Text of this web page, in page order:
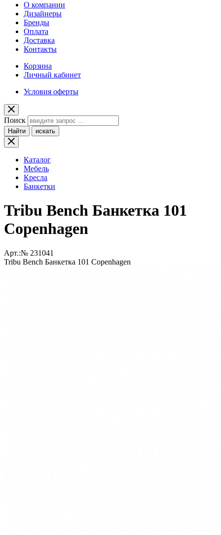
О компании
Дизайнеры
Бренды
Оплата
Доставка
Контакты
Корзина
Личный кабинет
Условия оферты
Поиск
Найти искать
Каталог
Мебель
Кресла
Банкетки
Tribu Bench Банкетка 101
Copenhagen
Арт.:№ 231041
Tribu Bench Банкетка 101 Copenhagen